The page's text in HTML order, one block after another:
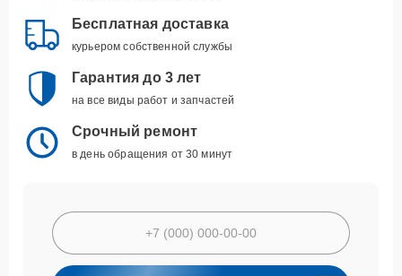
Бесплатная доставка
курьером собственной службы
Гарантия до 3 лет
на все виды работ и запчастей
Срочный ремонт
в день обращения от 30 минут